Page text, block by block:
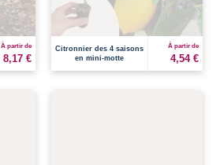
À partir de
8,17 €
Citronnier des 4 saisons
en mini-motte
À partir de
4,54 €